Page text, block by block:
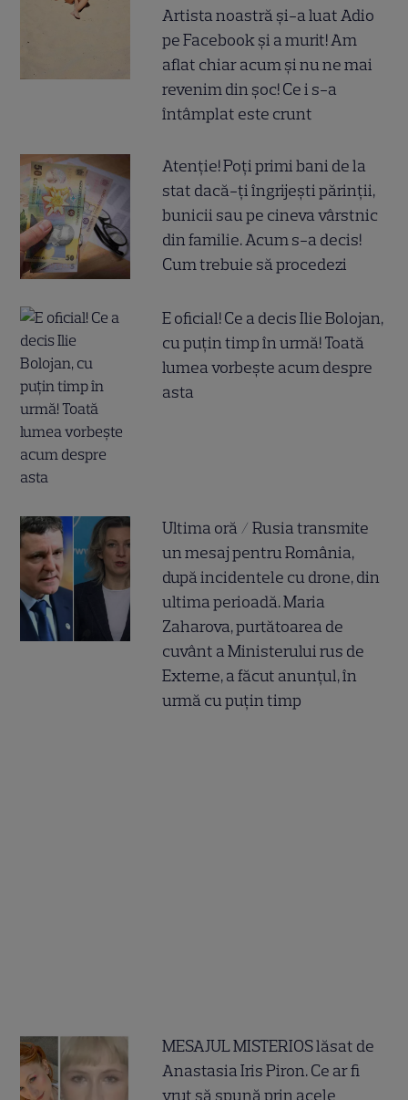
Artista noastră și-a luat Adio
pe Facebook și a murit! Am
aflat chiar acum și nu ne mai
revenim din șoc! Ce i s-a
întâmplat este crunt
Atenție! Poți primi bani de la
stat dacă-ți îngrijești părinții,
bunicii sau pe cineva vârstnic
din familie. Acum s-a decis!
Cum trebuie să procedezi
E oficial! Ce a decis Ilie Bolojan,
cu puțin timp în urmă! Toată
lumea vorbește acum despre
asta
Ultima oră / Rusia transmite
un mesaj pentru România,
după incidentele cu drone, din
ultima perioadă. Maria
Zaharova, purtătoarea de
cuvânt a Ministerului rus de
Externe, a făcut anunțul, în
urmă cu puțin timp
MESAJUL MISTERIOS lăsat de
Anastasia Iris Piron. Ce ar fi
vrut să spună prin acele